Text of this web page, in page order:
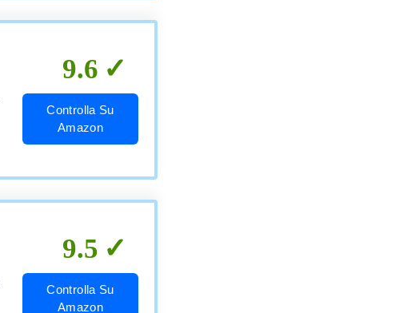
9.6
Controlla Su
Amazon
9.5
Controlla Su
Amazon